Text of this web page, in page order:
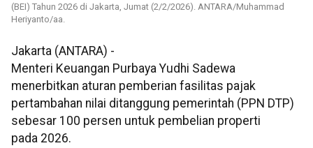
(BEI) Tahun 2026 di Jakarta, Jumat (2/2/2026). ANTARA/Muhammad
Heriyanto/aa.
Jakarta (ANTARA) -
Menteri Keuangan Purbaya Yudhi Sadewa
menerbitkan aturan pemberian fasilitas pajak
pertambahan nilai ditanggung pemerintah (PPN DTP)
sebesar 100 persen untuk pembelian properti
pada 2026.